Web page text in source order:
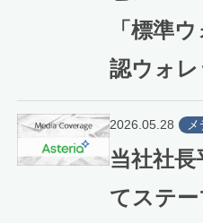
「標準
認ウォ
2026.05.28
当社社長
てステ